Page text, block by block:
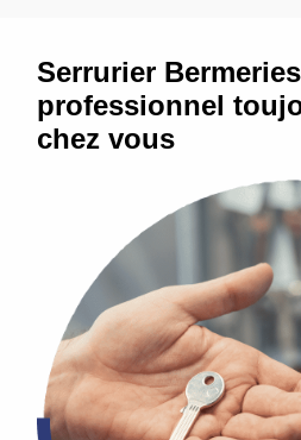
Serrurier
professionnel
chez vous